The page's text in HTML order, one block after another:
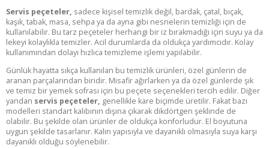
Servis peçeteler, sadece kişisel temizlik değil, bardak, çatal, bıçak,
kaşık, tabak, masa, sehpa ya da ayna gibi nesnelerin temizliği için de
kullanılabilir. Bu tarz peçeteler herhangi bir iz bırakmadığı için suyu ya da
lekeyi kolaylıkla temizler. Acil durumlarda da oldukça yardımcıdır. Kolay
kullanımından dolayı hızlıca temizleme işlemi yapılabilir.
Günlük hayatta sıkça kullanılan bu temizlik ürünleri, özel günlerin de
aranan parçalarından biridir. Misafir ağırlarken ya da özel günlerde şık
ve temiz bir yemek sofrası için bu peçete seçenekleri tercih edilir. Diğer
yandan servis peçeteler, genellikle kare biçimde üretilir. Fakat bazı
modelleri standart kalıbının dışına çıkarak dikdörtgen şeklinde de
olabilir. Bu şekilde olan ürünler de oldukça konforludur. El boyutuna
uygun şekilde tasarlanır. Kalın yapısıyla ve dayanıklı olmasıyla suya karşı
dayanıklı olduğu söylenebilir.